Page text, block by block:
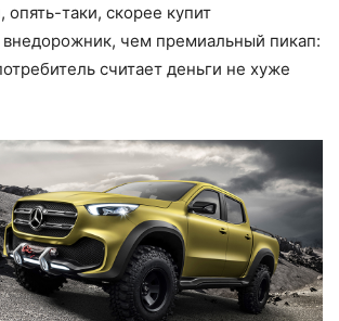
опять-таки, скорее купит
чем премиальный пикап:
считает деньги не хуже